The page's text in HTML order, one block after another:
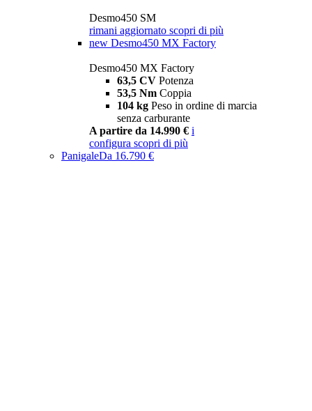
Desmo450 SM
rimani aggiornato scopri di più
new Desmo450 MX Factory
Desmo450 MX Factory
63,5 CV Potenza
53,5 Nm Coppia
104 kg Peso in ordine di marcia
senza carburante
A partire da 14.990 € i
configura scopri di più
PanigaleDa 16.790 €